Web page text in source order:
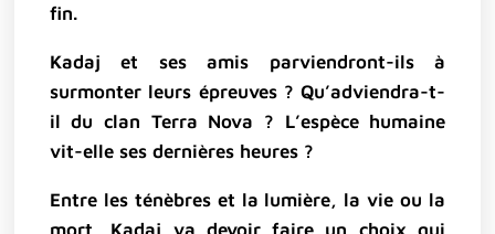
fin.
Kadaj et ses amis parviendront-ils à
surmonter leurs épreuves ? Qu’adviendra-t-
il du clan Terra Nova ? L’espèce humaine
vit-elle ses dernières heures ?
Entre les ténèbres et la lumière, la vie ou la
mort, Kadaj va devoir faire un choix qui